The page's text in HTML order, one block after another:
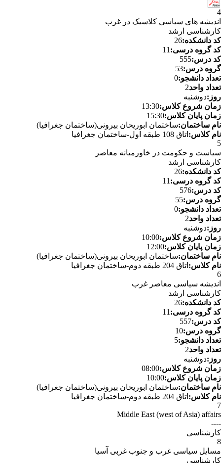
4
اندیشه های سیاسی کلاسیک در غرب
کارشناسی ارشد
کد دانشکده:26
کد گروه درسی: 11
کد درس:555
گروه درس:53
تعداد دانشجو:0
تعداد واحد2
روز:دوشنبه
زمان شروع کلاس:13:30
زمان پایان کلاس:15:30
نام ساختمان:ساختمان ابوریحان بیرونی(ساختمان جغرافیا)
نام کلاس: اتاق 108 طبقه اول-ساختمان جغرافیا
5
سیاست و حکومت در خاورمیانه معاصر
کارشناسی ارشد
کد دانشکده:26
کد گروه درسی: 11
کد درس:576
گروه درس:55
تعداد دانشجو:0
تعداد واحد2
روز:دوشنبه
زمان شروع کلاس:10:00
زمان پایان کلاس:12:00
نام ساختمان:ساختمان ابوریحان بیرونی(ساختمان جغرافیا)
نام کلاس: اتاق 204 طبقه دوم-ساختمان جغرافیا
6
اندیشه سیاسی معاصر غرب
کارشناسی ارشد
کد دانشکده:26
کد گروه درسی: 11
کد درس:557
گروه درس:10
تعداد دانشجو:5
تعداد واحد2
روز:دوشنبه
زمان شروع کلاس:08:00
زمان پایان کلاس:10:00
نام ساختمان:ساختمان ابوریحان بیرونی(ساختمان جغرافیا)
نام کلاس: اتاق 204 طبقه دوم-ساختمان جغرافیا
7
Middle East (west of Asia) affairs
----
کارشناسی
8
مسایل سیاسی غرب و جنوب غربی آسیا
کارشناسی